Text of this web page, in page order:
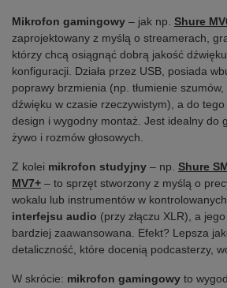
Mikrofon gamingowy – jak np. Shure
zaprojektowany z myślą o streamerach,
którzy chcą osiągnąć dobrą jakość
konfiguracji. Działa przez USB, posiada
poprawy brzmienia (np. tłumienie
dźwięku w czasie rzeczywistym), a do
design i wygodny montaż. Jest idealny do
żywo i rozmów głosowych.
Z kolei mikrofon studyjny – np. Shure
MV7+ – to sprzęt stworzony z myślą o
wokalu lub instrumentów w
interfejsu audio (przy złączu XLR), a
bardziej zaawansowana. Efekt? Lepsza
detaliczność, które docenią podcasterzy,
W skrócie: mikrofon gamingowy to